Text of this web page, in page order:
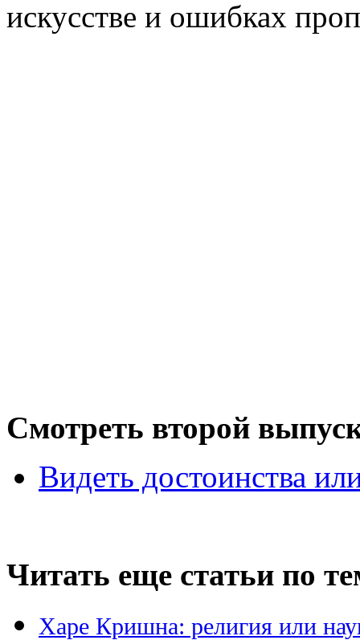
искусстве и ошибках
Смотреть второй
Видеть достоинства
Читать еще статьи по
Харе Кришна: религия или